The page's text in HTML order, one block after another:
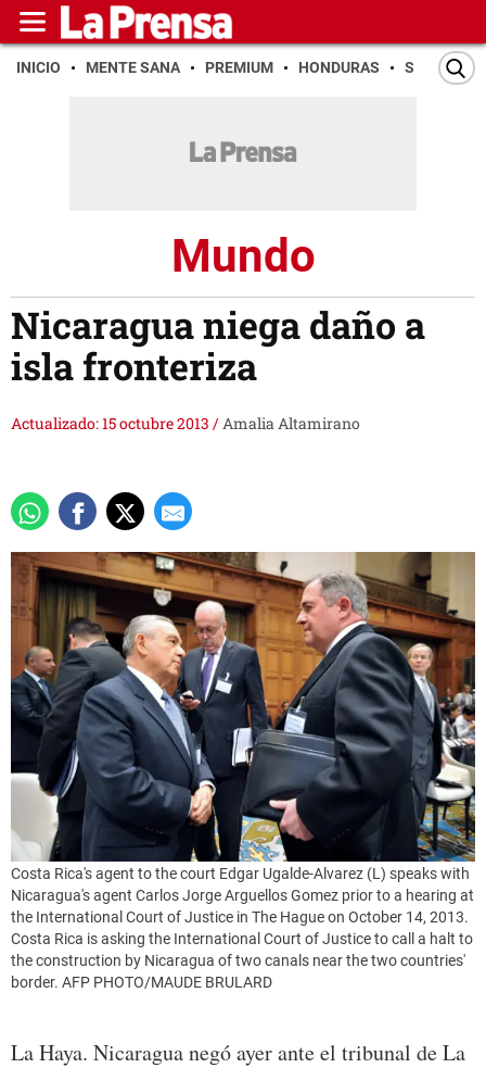
INICIO MENTE SANA PREMIUM HONDURAS SAN PEDRO
Mundo
Nicaragua niega daño a
isla fronteriza
Actualizado: 15 octubre 2013 /Amalia Altamirano
Costa Rica's agent to the court Edgar Ugalde-Alvarez (L) speaks with
Nicaragua's agent Carlos Jorge Arguellos Gomez prior to a hearing at
the International Court of Justice in The Hague on October 14, 2013.
Costa Rica is asking the International Court of Justice to call a halt to
the construction by Nicaragua of two canals near the two countries'
border. AFP PHOTO/MAUDE BRULARD
La Haya. Nicaragua negó ayer ante el tribunal de La